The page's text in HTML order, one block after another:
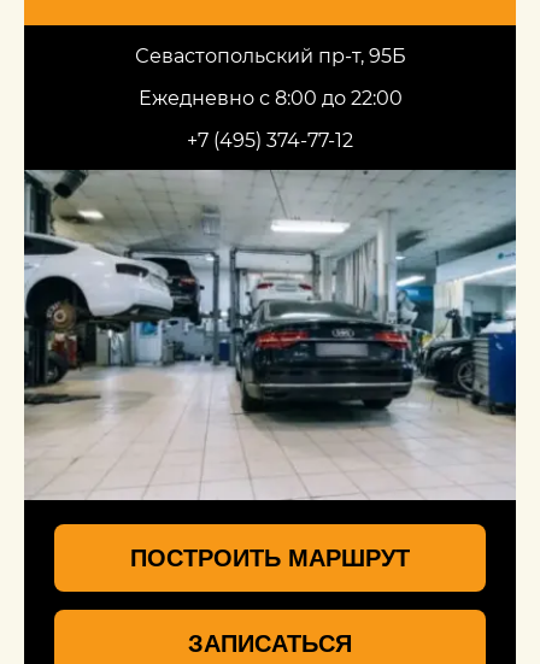
Севастопольский пр-т, 95Б
Ежедневно с 8:00 до 22:00
+7 (495) 374-77-12
ПОСТРОИТЬ МАРШРУТ
ЗАПИСАТЬСЯ